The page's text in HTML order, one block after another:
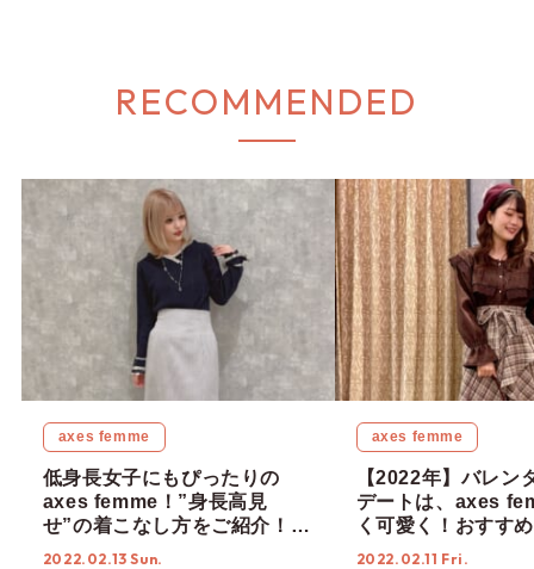
RECOMMENDED
axes femme
低身長女子にもぴったりの
axes femme！”身長高見
せ”の着こなし方をご紹介！
【2022年春コーデ】
2022.02.13 Sun.
axes femme
【2022年】バレン
デートは、axes
く可愛く！おすす
レートコーデ5選！
2022.02.11 Fri.